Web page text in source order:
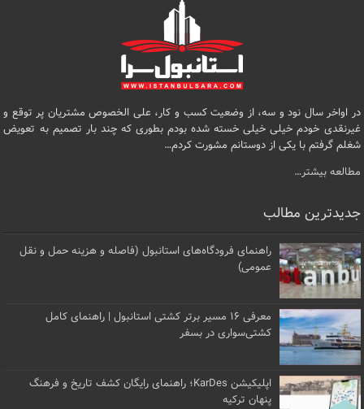
در اواخر سال نود و سه، از وضعیت کسب و کار، علی الخصوص مشتریان پر توقع و
غیرنقدی خودم خیلی خیلی خسته شده بودم بطوری که چند بار تصمیم به تعویض
شغلم گرفتم با یکی از دوستانم مشورت کردم…
مطالعه بیشتر…
جدیدترین مطالب
راهنمای فرودگاه‌های استانبول (فاصله و هزینه حمل و نقل
عمومی)
معرفی ۱۶ مسیر برتر کشتی استانبول | راهنمای کامل
کشتی‌سواری در بسفر
اپلیکیشن KarDes؛ راهنمای رایگان کشف تاریخ و فرهنگ
پنهان ترکیه